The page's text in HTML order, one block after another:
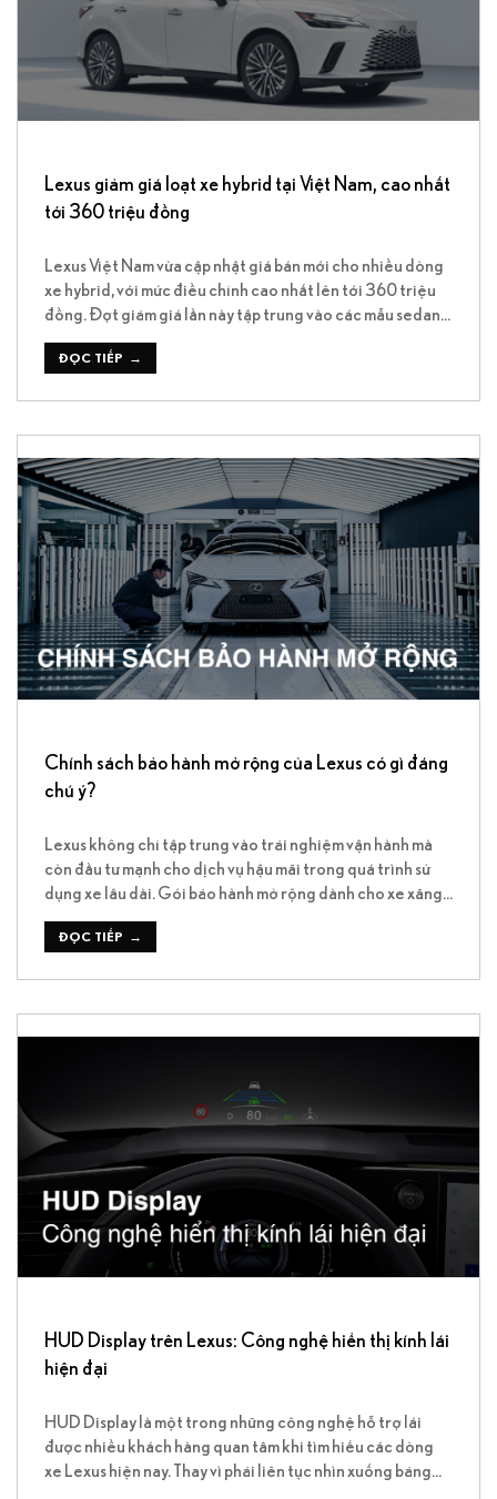
Lexus giảm giá loạt xe hybrid tại Việt Nam, cao nhất
tới 360 triệu đồng
Lexus Việt Nam vừa cập nhật giá bán mới cho nhiều dòng
xe hybrid, với mức điều chỉnh cao nhất lên tới 360 triệu
đồng. Đợt giảm giá lần này tập trung vào các mẫu sedan,
SUV và MPV hybrid đang phân phối trong nước. LM 500h
trở thành mẫu mới nhất được giảm giá […]
ĐỌC TIẾP
Chính sách bảo hành mở rộng của Lexus có gì đáng
chú ý?
Lexus không chỉ tập trung vào trải nghiệm vận hành mà
còn đầu tư mạnh cho dịch vụ hậu mãi trong quá trình sử
dụng xe lâu dài. Gói bảo hành mở rộng dành cho xe xăng
và xe Hybrid là một trong những quyền lợi đáng chú ý
hiện nay, giúp khách hàng yên […]
ĐỌC TIẾP
HUD Display trên Lexus: Công nghệ hiển thị kính lái
hiện đại
HUD Display là một trong những công nghệ hỗ trợ lái
được nhiều khách hàng quan tâm khi tìm hiểu các dòng
xe Lexus hiện nay. Thay vì phải liên tục nhìn xuống bảng